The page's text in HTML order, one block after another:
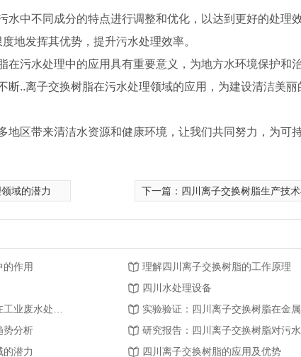
水中不同成分的特点进行调整和优化，以达到更好的处理
地发挥其优势，提升污水处理效率。
在污水处理中的应用具有重要意义，为地方水环境保护和
断..离子交换树脂在污水处理领域的应用，为建设清洁美
地区带来清洁水资源和健康环境，让我们共同努力，为可
域的潜力 下一篇： 四川离子交换树脂生产技
的作用
理解四川离子交换树脂的工作原理
四川水处理设备
势分析
的潜力
四川离子交换树脂的应用及优势